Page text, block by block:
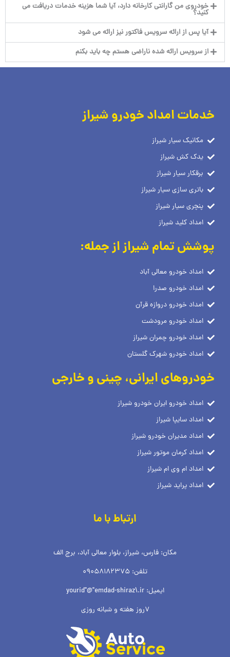
خودروی من گارانتی کارخانه دارد، آیا شما هزینه خدمات دریافت می
کنید؟
آیا پس از ارائه سرویس فاکتور نیز ارائه می شود
از سرویس ارائه شده ناراضی هستم چه باید بکنم
خدمات امداد خودرو شیراز
مکانیک سیار شیراز
یدک کش شیراز
برقکار سیار شیراز
باتری سازی سیار شیراز
پنچری سیار شیراز
امداد کلید شیراز
پوشش تمام شیراز از جمله:
امداد خودرو معالی آباد
امداد خودرو صدرا
امداد خودرو دروازه قرآن
امداد خودرو مرودشت
امداد خودرو چمران شیراز
امداد خودرو شهرک گلستان
خودروهای ایرانی، چینی و خارجی
امداد خودرو ایران خودرو شیراز
امداد سایپا شیراز
امداد مدیران خودرو شیراز
امداد کرمان موتور شیراز
امداد ام وی ام شیراز
امداد پراید شیراز
ارتباط با ما
مکان: فارس، شیراز، بلوار معالی آباد، برج الف
تلفن: 09058182375
ایمیل: yourid"@"emdad-shiraz\.ir
7روز هفته و شبانه روزی